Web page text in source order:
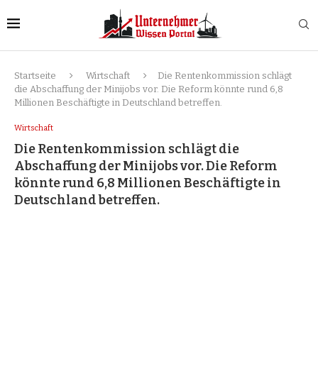
Startseite Wirtschaft
Die Rentenkommission schlägt
die Abschaffung der Minijobs vor. Die Reform könnte rund 6,8
Millionen Beschäftigte in Deutschland betreffen.
Wirtschaft
Die Rentenkommission schlägt die
Abschaffung der Minijobs vor. Die Reform
könnte rund 6,8 Millionen Beschäftigte in
Deutschland betreffen.